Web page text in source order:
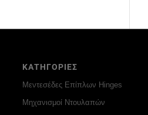
ΚΑΤΗΓΟΡΙΕΣ
Μεντεσέδες Επίπλων Hinges
Μηχανισμοί Ντουλαπών